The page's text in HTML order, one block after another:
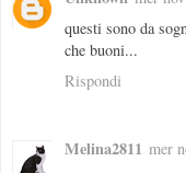
questi sono da
che buoni...
Rispondi
Melina2811 mer